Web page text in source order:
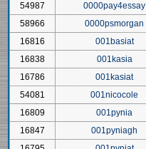
54987
0000pay4essay
58966
0000psmorgan
16816
001basiat
16838
001kasia
16786
001kasiat
54081
001nicocole
16809
001pynia
16847
001pyniagh